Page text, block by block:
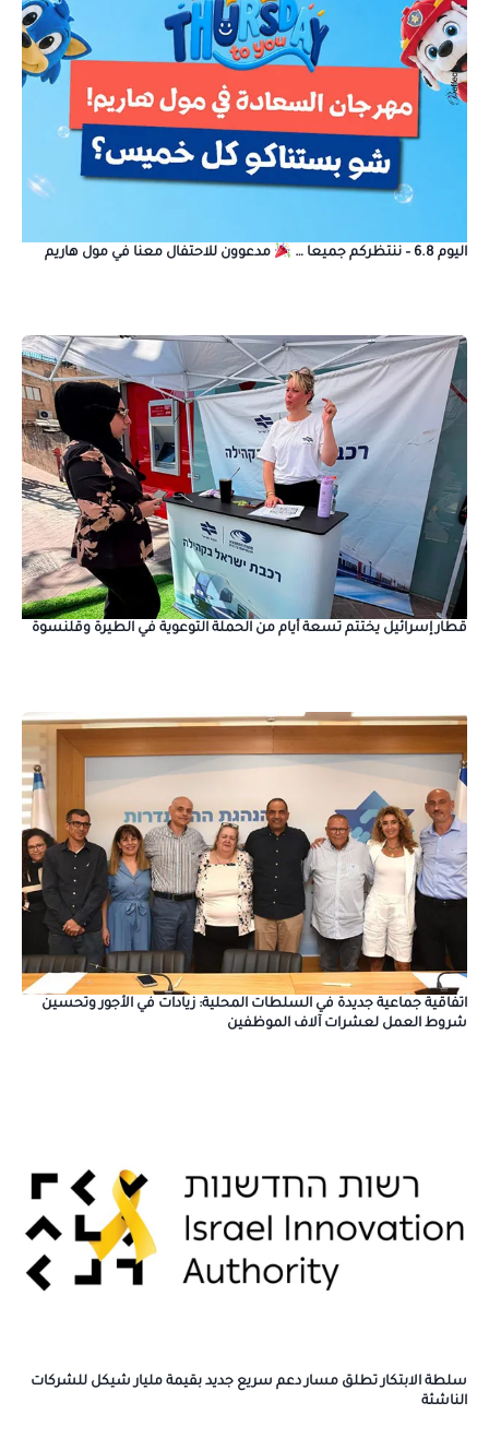
اليوم 6.8 – ننتظركم جميعا … مدعوون للاحتفال معنا في مول هاريم
قطار إسرائيل يختتم تسعة أيام من الحملة التوعوية في الطيرة وقلنسوة
اتفاقية جماعية جديدة في السلطات المحلية: زيادات في الأجور وتحسين
شروط العمل لعشرات آلاف الموظفين
سلطة الابتكار تطلق مسار دعم سريع جديد بقيمة مليار شيكل للشركات
الناشئة